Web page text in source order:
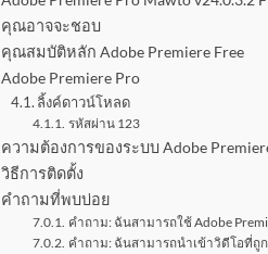
คุณอาจจะชอบ
คุณสมบัติหลัก Adobe Premiere Free
Adobe Premiere Pro
ลิ้งค์ดาวน์โหลด
รหัสผ่าน 123
ความต้องการของระบบ Adobe
วิธีการติดตั้ง
คำถามที่พบบ่อย
คำถาม: ฉันสามารถใช้ Adobe
คำถาม: ฉันสามารถนำเข้าวิดีโอที่ถูก